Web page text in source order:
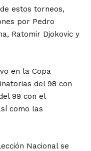
estos torneos,
por Pedro
Ratomir Djokovic y
en la Copa
del 98 con
99 con el
como las
Nacional se